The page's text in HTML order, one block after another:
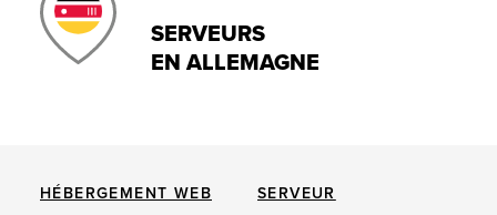
SERVEURS
EN ALLEMAGNE
HÉBERGEMENT WEB SERVEUR